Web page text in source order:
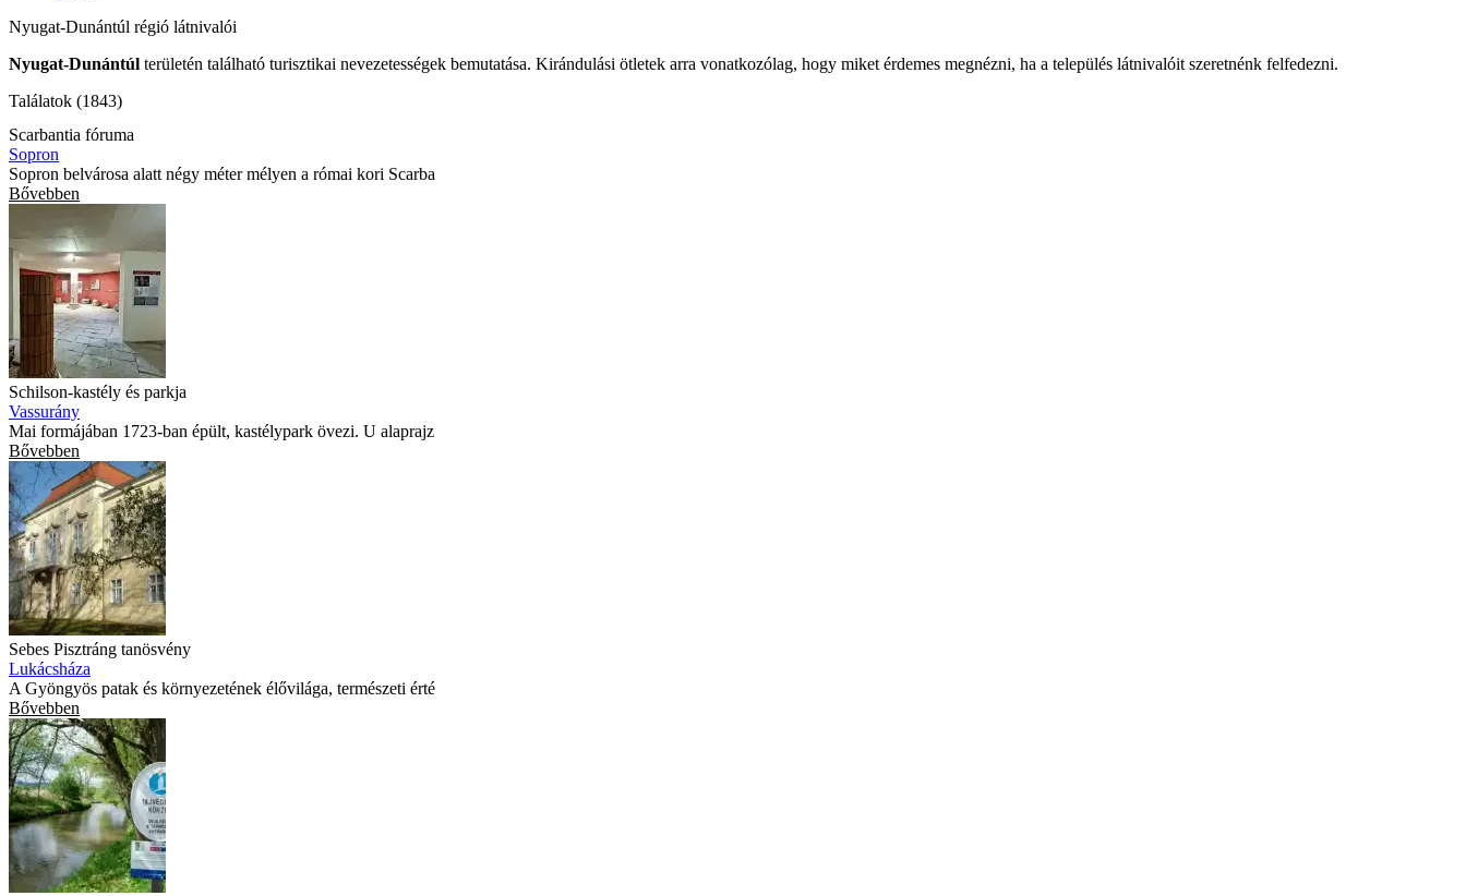
Nyugat-Dunántúl régió látnivalói
Nyugat-Dunántúl területén található turisztikai nevezetességek bemutatása. Kirándulási ötletek arra vonatkozólag, hogy miket érdemes megnézni, ha a település látnivalóit szeretnénk felfedezni.
Találatok (1843)
Scarbantia fóruma
Sopron
Sopron belvárosa alatt négy méter mélyen a római kori Scarba
Bővebben
Schilson-kastély és parkja
Vassurány
Mai formájában 1723-ban épült, kastélypark övezi. U alaprajz
Bővebben
Sebes Pisztráng tanösvény
Lukácsháza
A Gyöngyös patak és környezetének élővilága, természeti érté
Bővebben